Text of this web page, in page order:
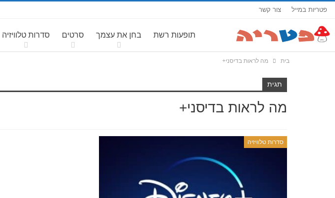
פטריות במייל צור קשר
תופעות רשת בחן את עצמך סרטים סדרות טלוויזיה
בית מה לראות בדיסני+
תגית
מה לראות בדיסני+
סדרות טלוויזיה